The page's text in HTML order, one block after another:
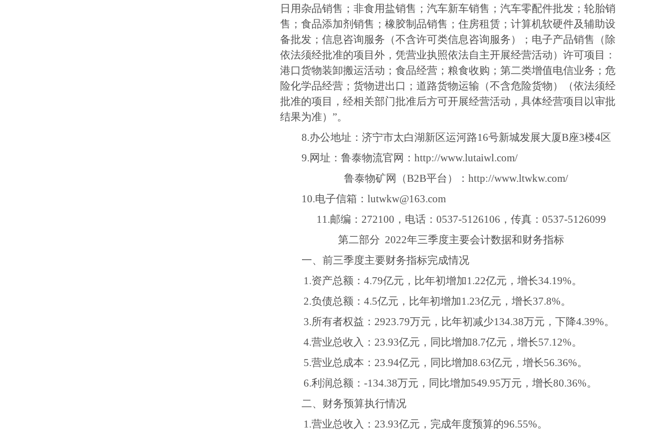
日用杂品销售；非食用盐销售；汽车新车销售；汽车零配件批发；轮胎销
售；食品添加剂销售；橡胶制品销售；住房租赁；计算机软硬件及辅助设
备批发；信息咨询服务（不含许可类信息咨询服务）；电子产品销售（除
依法须经批准的项目外，凭营业执照依法自主开展经营活动）许可项目：
港口货物装卸搬运活动；食品经营；粮食收购；第二类增值电信业务；危
险化学品经营；货物进出口；道路货物运输（不含危险货物）（依法须经
批准的项目，经相关部门批准后方可开展经营活动，具体经营项目以审批
结果为准）”。
8.办公地址：济宁市太白湖新区运河路16号新城发展大厦B座3楼4区
9.网址：鲁泰物流官网： http://www.lutaiwl.com/
鲁泰物矿网（B2B平台）： http://www.ltwkw.com/
10.电子信箱： lutwkw@163.com
11.邮编： 272100 ，电话：0537-5126106 ，传真：0537-5126099
第二部分 2022年三季度主要会计数据和财务指标
一、前三季度主要财务指标完成情况
1.资产总额：4.79亿元，比年初增加1.22亿元，增长34.19%。
2.负债总额：4.5亿元，比年初增加1.23亿元，增长37.8%。
3.所有者权益： 2923.79万元，比年初减少134.38万元，下降4.39%。
4.营业总收入： 23.93亿元，同比增加8.7亿元，增长57.12%。
5.营业总成本： 23.94亿元，同比增加8.63亿元，增长56.36%。
6.利润总额：-134.38万元，同比增加549.95万元，增长80.36%。
二、财务预算执行情况
1.营业总收入： 23.93亿元，完成年度预算的96.55%。